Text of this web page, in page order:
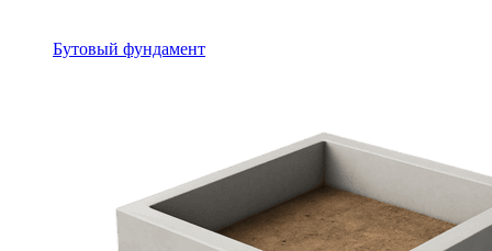
Бутовый фундамент